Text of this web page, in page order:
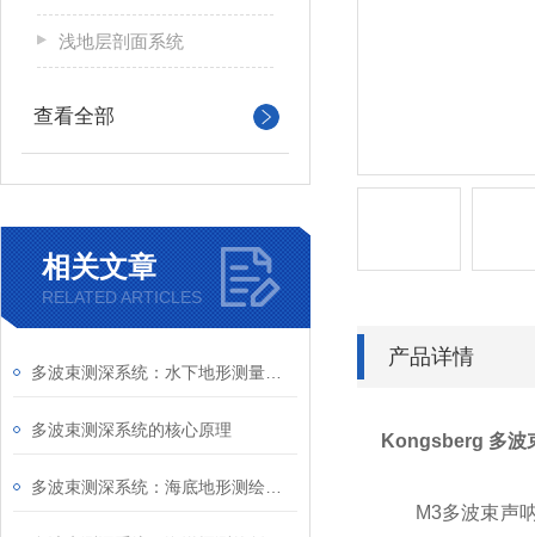
浅地层剖面系统
查看全部
相关文章
RELATED ARTICLES
多波束测深系统的核心原理
产品详情
Kongsberg 多波
M3多波束声呐